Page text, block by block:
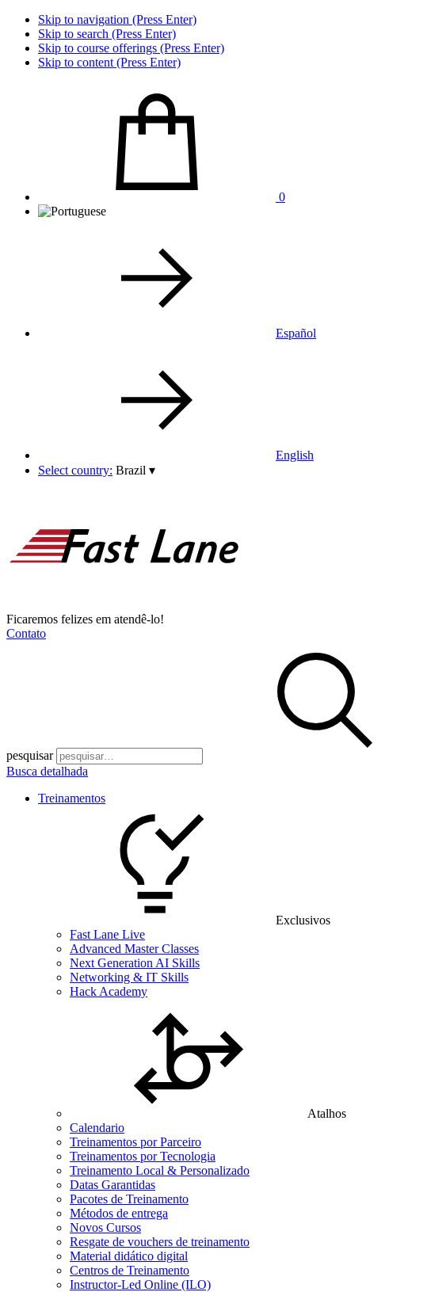
Skip to navigation (Press Enter)
Skip to search (Press Enter)
Skip to course offerings (Press Enter)
Skip to content (Press Enter)
0
Español
English
Select country: Brazil ▾
Ficaremos felizes em atendê-lo!
Contato
pesquisar
Busca detalhada
Treinamentos
Exclusivos
Fast Lane Live
Advanced Master Classes
Next Generation AI Skills
Networking & IT Skills
Hack Academy
Atalhos
Calendario
Treinamentos por Parceiro
Treinamentos por Tecnologia
Treinamento Local & Personalizado
Datas Garantidas
Pacotes de Treinamento
Métodos de entrega
Novos Cursos
Resgate de vouchers de treinamento
Material didático digital
Centros de Treinamento
Instructor-Led Online (ILO)